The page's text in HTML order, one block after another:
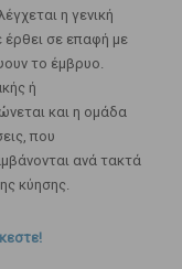
η γενική
έρθει σε επαφή με
το έμβρυο.
ή
και η ομάδα
που
ανά τακτά
κύησης.